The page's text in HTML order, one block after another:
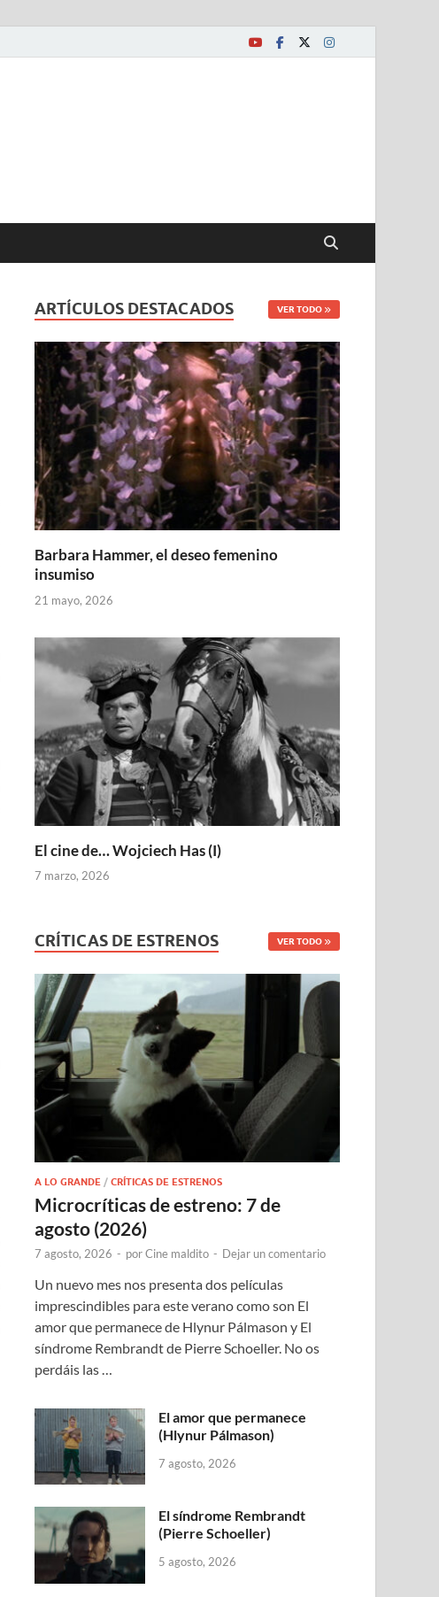
ARTÍCULOS DESTACADOS VER TODO
Barbara Hammer, el deseo femenino
insumiso
21 mayo, 2026
El cine de… Wojciech Has (I)
7 marzo, 2026
CRÍTICAS DE ESTRENOS VER TODO
A LO GRANDE /CRÍTICAS DE ESTRENOS
Microcríticas de estreno: 7 de
agosto (2026)
7 agosto, 2026 - porCine maldito - Dejar un comentario
Un nuevo mes nos presenta dos películas
imprescindibles para este verano como son El
amor que permanece de Hlynur Pálmason y El
síndrome Rembrandt de Pierre Schoeller. No os
perdáis las …
El amor que permanece
(Hlynur Pálmason)
7 agosto, 2026
El síndrome Rembrandt
(Pierre Schoeller)
5 agosto, 2026